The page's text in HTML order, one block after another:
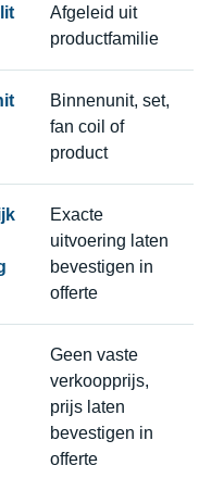
Afgeleid uit
productfamilie
Binnenunit, set,
fan coil of
product
Exacte
uitvoering laten
bevestigen in
offerte
Geen vaste
verkoopprijs,
prijs laten
bevestigen in
offerte